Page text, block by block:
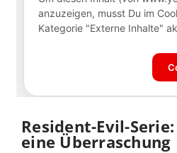
Resident-Evil-
eine Überraschung